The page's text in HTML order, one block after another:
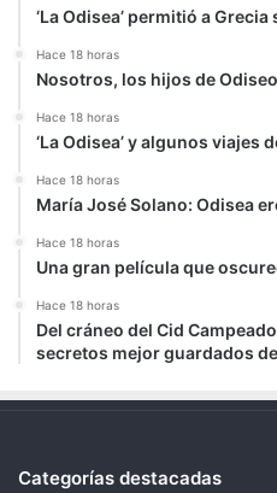
‘La Odisea’ permitió a
Hace 18 horas
Nosotros, los hijos de Odiseo
Hace 18 horas
‘La Odisea’ y algunos viajes
Hace 18 horas
María José Solano: Odisea
Hace 18 horas
Una gran película que
Hace 18 horas
Del cráneo del Cid
secretos mejor guardados
Categorías destacadas